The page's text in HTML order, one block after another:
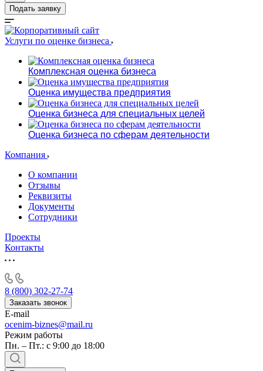
Подать заявку
Услуги по оценке бизнеса
Комплексная оценка бизнеса
Оценка имущества предприятия
Оценка бизнеса для специальных целей
Оценка бизнеса по сферам деятельности
Компания
О компании
Отзывы
Реквизиты
Документы
Сотрудники
Проекты
Контакты
8 (800) 302-27-74
Заказать звонок
E-mail
ocenim-biznes@mail.ru
Режим работы
Пн. – Пт.: с 9:00 до 18:00